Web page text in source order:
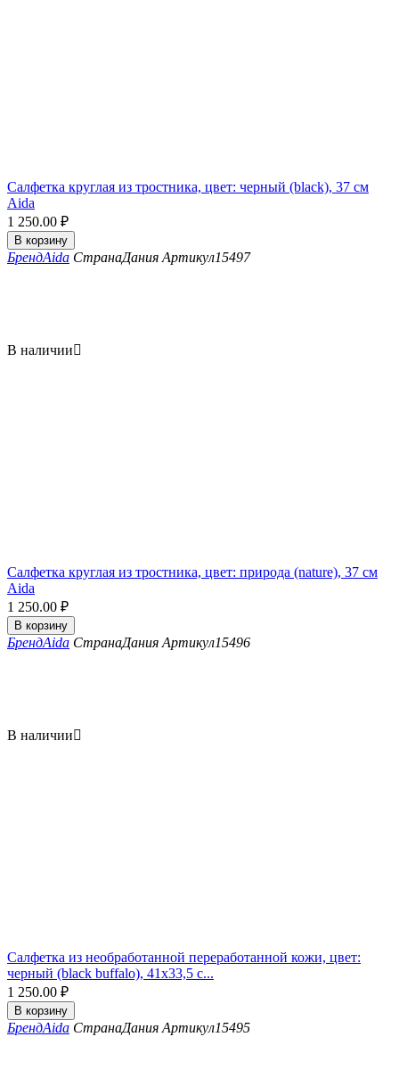
Салфетка круглая из тростника, цвет: черный (black), 37 см
Aida
1 250.00 ₽
В корзину
БрендAida СтранаДания Артикул15497
В наличии
Салфетка круглая из тростника, цвет: природа (nature), 37 см
Aida
1 250.00 ₽
В корзину
БрендAida СтранаДания Артикул15496
В наличии
Салфетка из необработанной переработанной кожи, цвет:
черный (black buffalo), 41x33,5 с...
1 250.00 ₽
В корзину
БрендAida СтранаДания Артикул15495